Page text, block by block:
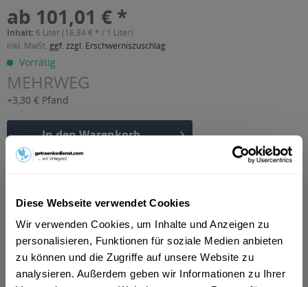
Diese Webseite verwendet Cookies
Wir verwenden Cookies, um Inhalte und Anzeigen zu
personalisieren, Funktionen für soziale Medien anbieten
zu können und die Zugriffe auf unsere Website zu
analysieren. Außerdem geben wir Informationen zu Ihrer
ab 101,01 € *
Inhalt: 6 Liter (16,84 € * / 1 Liter)
inkl. MwSt. ggf. zzgl. Erschwerniszuschlag
Vorrätig
MEHRWEG
+3,30 € Pfand
In denWarenkorb
mehr
"Vielanker Zitrone Limonade Bügelflasche 12
x 0,5l"